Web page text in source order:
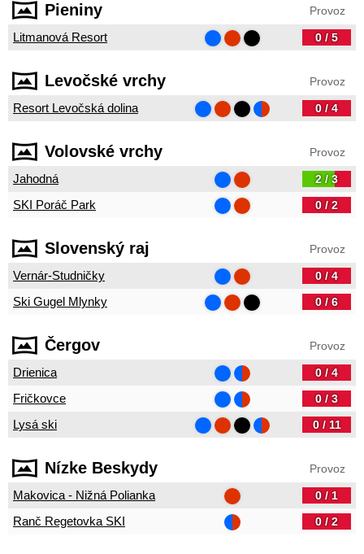
Pieniny Provoz
Litmanová Resort 0 / 5
Levočské vrchy Provoz
Resort Levočská dolina 0 / 4
Volovské vrchy Provoz
Jahodná 2 / 3
SKI Poráč Park 0 / 2
Slovenský raj Provoz
Vernár-Studničky 0 / 4
Ski Gugel Mlynky 0 / 6
Čergov Provoz
Drienica 0 / 4
Fričkovce 0 / 3
Lysá ski 0 / 11
Nízke Beskydy Provoz
Makovica - Nižná Polianka 0 / 1
Ranč Regetovka SKI 0 / 2